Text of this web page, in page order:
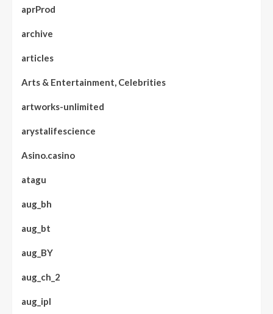
aprProd
archive
articles
Arts & Entertainment, Celebrities
artworks-unlimited
arystalifescience
Asino.casino
atagu
aug_bh
aug_bt
aug_BY
aug_ch_2
aug_ipl